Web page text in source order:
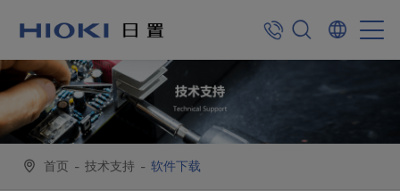
首页 - 技术支持 - 软件下载